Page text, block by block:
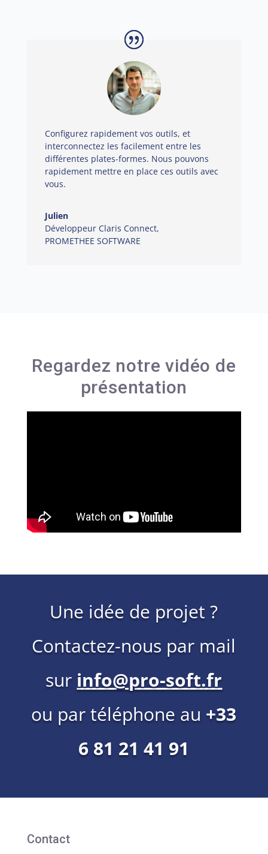
Configurez rapidement vos outils, et
interconnectez les facilement entre les
différentes plates-formes. Nous pouvons
rapidement mettre en place ces outils avec
vous.
Julien
Développeur Claris Connect,
PROMETHEE SOFTWARE
Regardez notre vidéo de
présentation
Une idée de projet ?
Contactez-nous par mail
sur info@pro-soft.fr
ou par téléphone au +33
6 81 21 41 91
Contact